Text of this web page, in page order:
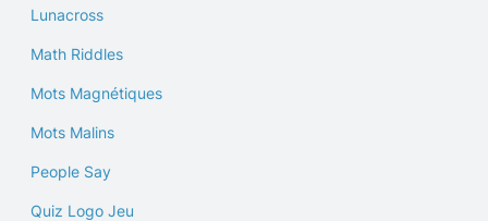
Lunacross
Math Riddles
Mots Magnétiques
Mots Malins
People Say
Quiz Logo Jeu